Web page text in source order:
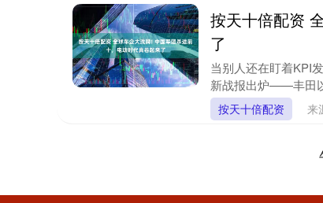
按天十倍配资
了
当别人还在盯着KPI
新战报出炉——丰田
按天十倍配资 来